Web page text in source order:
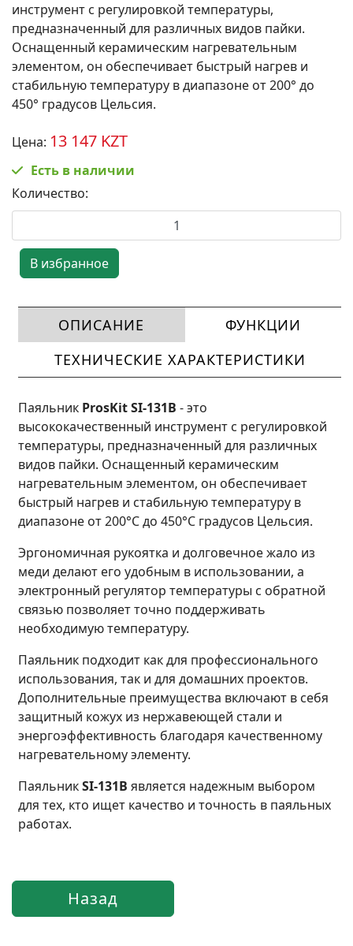
инструмент с регулировкой температуры,
предназначенный для различных видов пайки.
Оснащенный керамическим нагревательным
элементом, он обеспечивает быстрый нагрев и
стабильную температуру в диапазоне от 200° до
450° градусов Цельсия.
Цена: 13 147 KZT
Есть в наличии
Количество:
ОПИСАНИЕ
ФУНКЦИИ
ТЕХНИЧЕСКИЕ ХАРАКТЕРИСТИКИ
Паяльник ProsKit SI-131B - это
высококачественный инструмент с регулировкой
температуры, предназначенный для различных
видов пайки. Оснащенный керамическим
нагревательным элементом, он обеспечивает
быстрый нагрев и стабильную температуру в
диапазоне от 200°С до 450°С градусов Цельсия.
Эргономичная рукоятка и долговечное жало из
меди делают его удобным в использовании, а
электронный регулятор температуры с обратной
связью позволяет точно поддерживать
необходимую температуру.
Паяльник подходит как для профессионального
использования, так и для домашних проектов.
Дополнительные преимущества включают в себя
защитный кожух из нержавеющей стали и
энергоэффективность благодаря качественному
нагревательному элементу.
ПаяльникSI-131B является надежным выбором
для тех, кто ищет качество и точность в паяльных
работах.